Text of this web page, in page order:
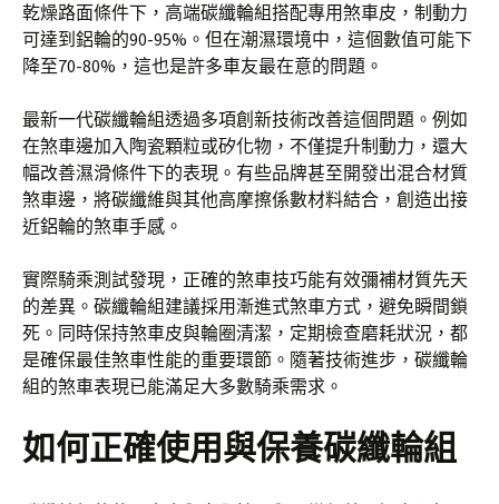
乾燥路面條件下，高端碳纖輪組搭配專用煞車皮，制動力
可達到鋁輪的90-95%。但在潮濕環境中，這個數值可能下
降至70-80%，這也是許多車友最在意的問題。
最新一代碳纖輪組透過多項創新技術改善這個問題。例如
在煞車邊加入陶瓷顆粒或矽化物，不僅提升制動力，還大
幅改善濕滑條件下的表現。有些品牌甚至開發出混合材質
煞車邊，將碳纖維與其他高摩擦係數材料結合，創造出接
近鋁輪的煞車手感。
實際騎乘測試發現，正確的煞車技巧能有效彌補材質先天
的差異。碳纖輪組建議採用漸進式煞車方式，避免瞬間鎖
死。同時保持煞車皮與輪圈清潔，定期檢查磨耗狀況，都
是確保最佳煞車性能的重要環節。隨著技術進步，碳纖輪
組的煞車表現已能滿足大多數騎乘需求。
如何正確使用與保養碳纖輪組